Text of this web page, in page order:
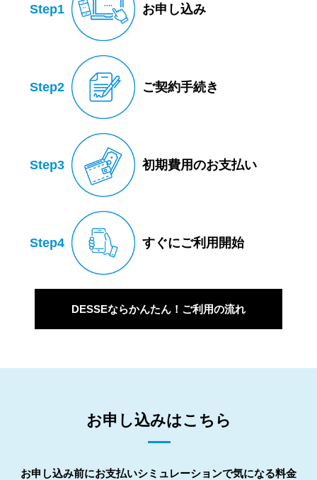
Step1 お申し込み
Step2 ご契約手続き
Step3 初期費用のお支払い
Step4 すぐにご利用開始
DESSEならかんたん！ご利用の流れ
お申し込みはこちら
お申し込み前にお支払いシミュレーションで気になる料金